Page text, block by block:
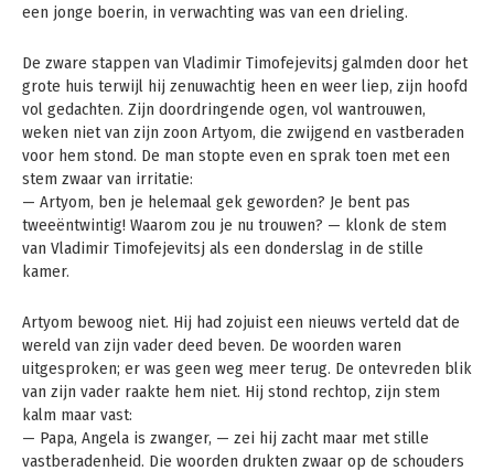
een jonge boerin, in verwachting was van een drieling.
De zware stappen van Vladimir Timofejevitsj galmden door het
grote huis terwijl hij zenuwachtig heen en weer liep, zijn hoofd
vol gedachten. Zijn doordringende ogen, vol wantrouwen,
weken niet van zijn zoon Artyom, die zwijgend en vastberaden
voor hem stond. De man stopte even en sprak toen met een
stem zwaar van irritatie:
— Artyom, ben je helemaal gek geworden? Je bent pas
tweeëntwintig! Waarom zou je nu trouwen? — klonk de stem
van Vladimir Timofejevitsj als een donderslag in de stille
kamer.
Artyom bewoog niet. Hij had zojuist een nieuws verteld dat de
wereld van zijn vader deed beven. De woorden waren
uitgesproken; er was geen weg meer terug. De ontevreden blik
van zijn vader raakte hem niet. Hij stond rechtop, zijn stem
kalm maar vast:
— Papa, Angela is zwanger, — zei hij zacht maar met stille
vastberadenheid. Die woorden drukten zwaar op de schouders